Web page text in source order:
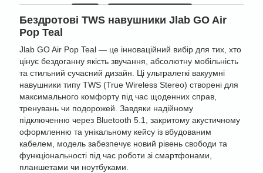
Бездротові TWS навушники Jlab GO Air
Pop Teal
Jlab GO Air Pop Teal — це інноваційний вибір для тих, хто
цінує бездоганну якість звучання, абсолютну мобільність
та стильний сучасний дизайн. Ці ультралегкі вакуумні
навушники типу TWS (True Wireless Stereo) створені для
максимального комфорту під час щоденних справ,
тренувань чи подорожей. Завдяки надійному
підключенню через Bluetooth 5.1, закритому акустичному
оформленню та унікальному кейсу із вбудованим
кабелем, модель забезпечує новий рівень свободи та
функціональності під час роботи зі смартфонами,
планшетами чи ноутбуками.